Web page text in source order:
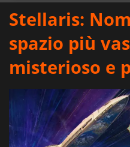
SOFTWARE
HARDWARE
ACCEDI O REGISTRATI
Stellaris:
spazio più
misterioso e